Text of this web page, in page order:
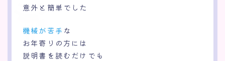
意外と簡単でした
機械が苦手 な
お年寄りの方には
説明書を読むだけでも